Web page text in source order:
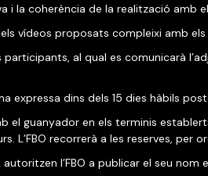
i la coherència de la realització amb
vídeos proposats compleixi amb els
al qual es comunicarà
expressa dins dels 15 dies hàbils
el guanyador en els terminis
L’FBO recorrerà a les reserves,
l’FBO a publicar el seu